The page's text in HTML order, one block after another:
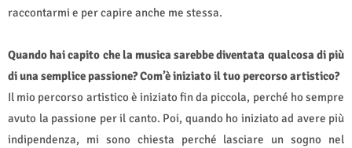
raccontarmi e per capire anche me stessa.
Quando hai capito che la musica sarebbe diventata qualcosa di più
di una semplice passione? Com’è iniziato il tuo percorso artistico?
Il mio percorso artistico è iniziato fin da piccola, perché ho sempre
avuto la passione per il canto. Poi, quando ho iniziato ad avere più
indipendenza, mi sono chiesta perché lasciare un sogno nel